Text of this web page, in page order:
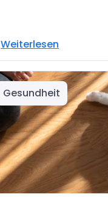
Weiterlesen
Gesundheit